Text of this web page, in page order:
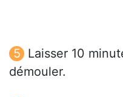
Laisser 10
démouler.